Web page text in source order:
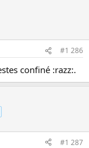
#1 286
confiné :razz:.
#1 287